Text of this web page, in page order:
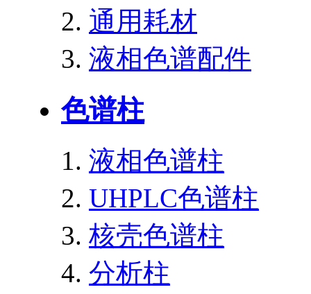
通用耗材
液相色谱配件
色谱柱
液相色谱柱
UHPLC色谱柱
核壳色谱柱
分析柱